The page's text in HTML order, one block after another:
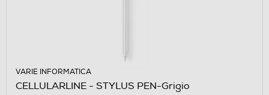
VARIE INFORMATICA
CELLULARLINE - STYLUS PEN-Grigio